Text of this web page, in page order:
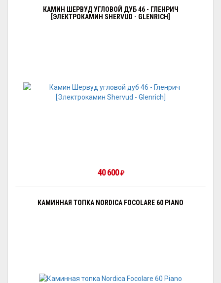
КАМИН ШЕРВУД УГЛОВОЙ ДУБ 46 - ГЛЕНРИЧ
[ЭЛЕКТРОКАМИН SHERVUD - GLENRICH]
40 600₽
КАМИННАЯ ТОПКА NORDICA FOCOLARE 60 PIANO